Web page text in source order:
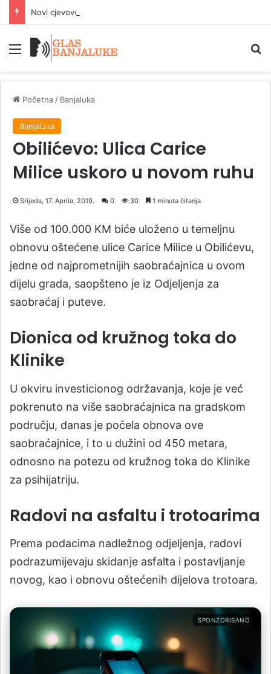
Meni
Početna / Banjaluka
Banjaluka
Obilićevo: Ulica Carice
Milice uskoro u novom ruhu
Srijeda, 17. Aprila, 2019. 0 30 1 minuta čitanja
Više od 100.000 KM biće uloženo u temeljnu
obnovu oštećene ulice Carice Milice u Obilićevu,
jedne od najprometnijih saobraćajnica u ovom
dijelu grada, saopšteno je iz Odjeljenja za
saobraćaj i puteve.
Dionica od kružnog toka do
Klinike
U okviru investicionog održavanja, koje je već
pokrenuto na više saobraćajnica na gradskom
području, danas je počela obnova ove
saobraćajnice, i to u dužini od 450 metara,
odnosno na potezu od kružnog toka do Klinike
za psihijatriju.
Radovi na asfaltu i trotoarima
Prema podacima nadležnog odjeljenja, radovi
podrazumijevaju skidanje asfalta i postavljanje
novog, kao i obnovu oštećenih dijelova trotoara.
SPONZORISANO